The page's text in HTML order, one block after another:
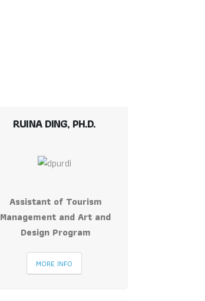
RUINA DING, PH.D.
Assistant of Tourism
Management and Art and
Design Program
MORE INFO